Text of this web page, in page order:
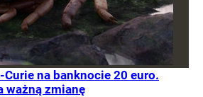
Curie na banknocie 20 euro.
ważną zmianę